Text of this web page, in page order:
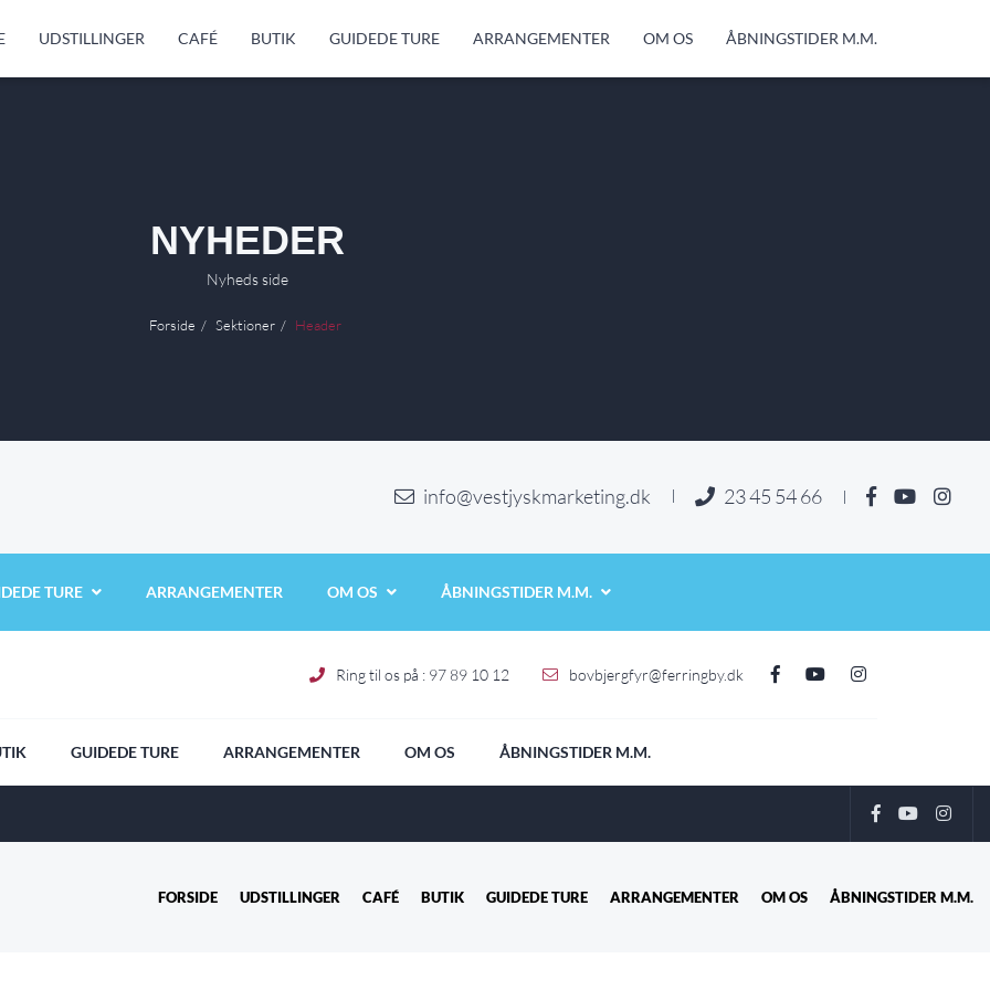
UDSTILLINGER CAFÉ BUTIK GUIDEDE TURE ARRANGEMENTER OM OS ÅBNINGSTIDER M.M.
NYHEDER
Nyheds side
Forside Sektioner Header
 23 45 54 66
info@vestjyskmarketing.dk
TURE ARRANGEMENTER OM OS ÅBNINGSTIDER M.M.
Ring til os på : 97 89 10 12 bovbjergfyr@ferringby.dk
GUIDEDE TURE ARRANGEMENTER OM OS ÅBNINGSTIDER M.M.
FORSIDE UDSTILLINGER CAFÉ BUTIK GUIDEDE TURE ARRANGEMENTER OM OS ÅBNINGSTIDER M.M.